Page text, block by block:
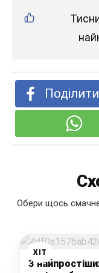
Обери щось
ХІТ
З